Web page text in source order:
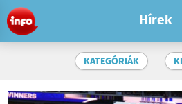
Hírek
KATEGÓRIÁK